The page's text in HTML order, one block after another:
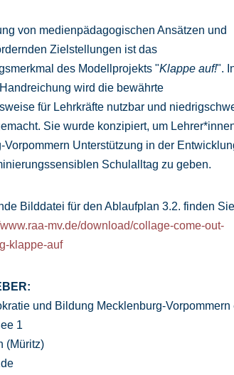
von medienpädagogischen Ansätzen und
Zielstellungen ist das
des Modellprojekts "Klappe auf!".
wird die bewährte
für Lehrkräfte nutzbar und
Sie wurde konzipiert, um
Vorpommern Unterstützung in der
Schulalltag zu geben.
Bilddatei für den Ablaufplan 3.2. finden Sie
mv.de/download/collage-come-out-
klappe-auf
und Bildung Mecklenburg-Vorpommern
1
(Müritz)